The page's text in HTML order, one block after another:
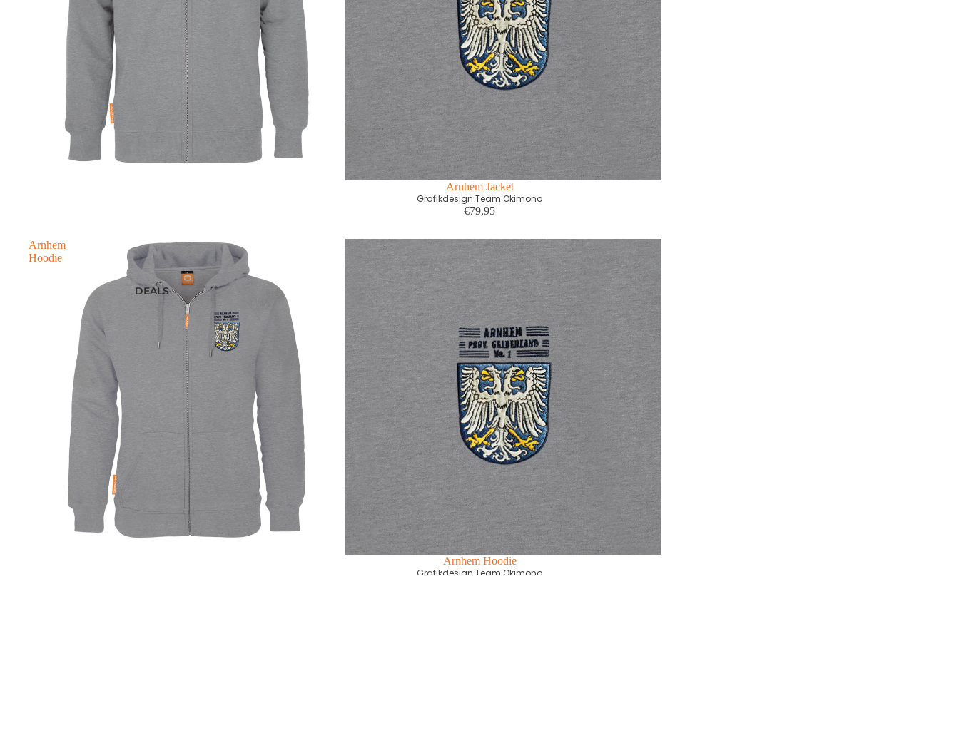
DEALS
Arnhem Jacket
Grafikdesign Team Okimono
€79,95
Arnhem
Hoodie
Arnhem Hoodie
Grafikdesign Team Okimono